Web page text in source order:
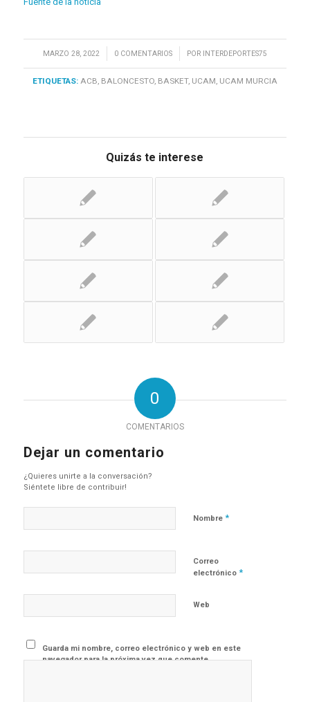
MARZO 28, 2022
/ 0 COMENTARIOS
/ POR INTERDEPORTES75
ETIQUETAS: ACB, BALONCESTO, BASKET, UCAM, UCAM MURCIA
Quizás te interese
0
COMENTARIOS
Dejar un comentario
¿Quieres unirte a la conversación?
Siéntete libre de contribuir!
Nombre *
Correo
electrónico *
Web
Guarda mi nombre, correo electrónico y web en este
navegador para la próxima vez que comente.